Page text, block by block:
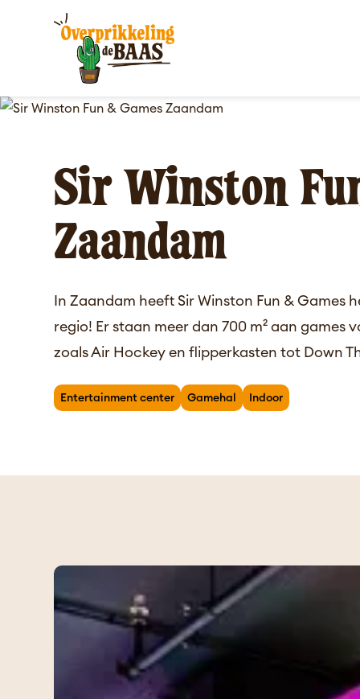
Sir Winston
Zaandam
In Zaandam heeft Sir Winston Fun & Games
regio! Er staan meer dan 700 m² aan games
zoals Air Hockey en flipperkasten tot Down
Entertainment center Gamehal Indoor